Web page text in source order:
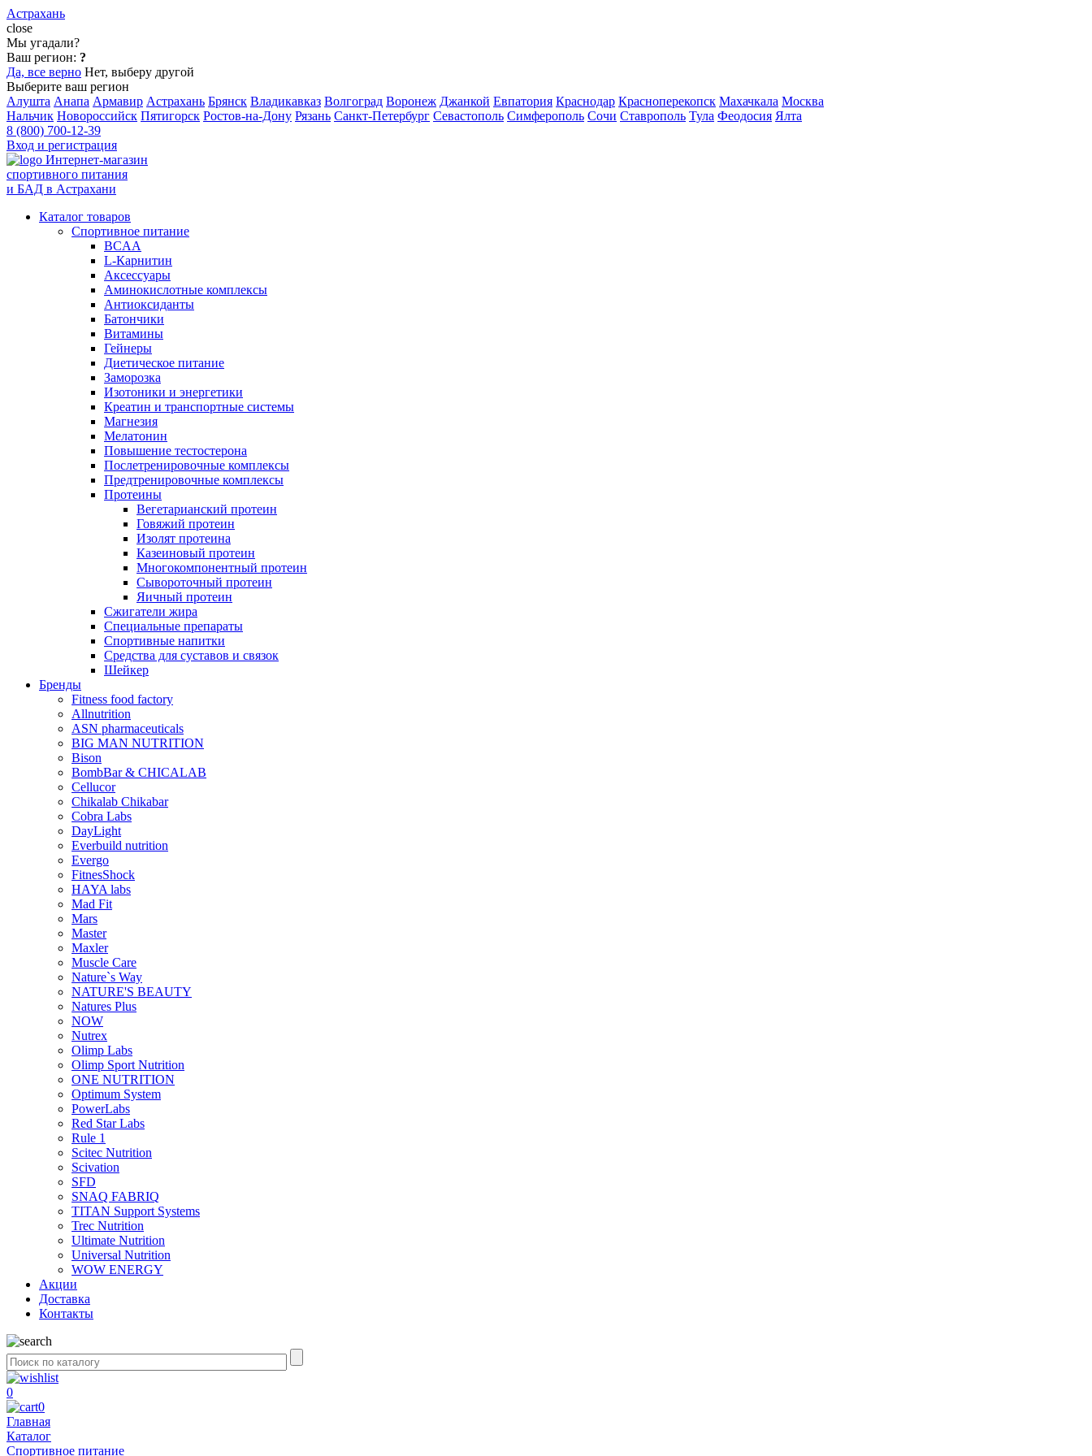
Астрахань
close
Мы угадали?
Ваш регион: ?
Да, все верно Нет, выберу другой
Выберите ваш регион
Алушта Анапа Армавир Астрахань Брянск Владикавказ Волгоград Воронеж Джанкой Евпатория Краснодар Красноперекопск Махачкала Москва
Нальчик Новороссийск Пятигорск Ростов-на-Дону Рязань Санкт-Петербург Севастополь Симферополь Сочи Ставрополь Тула Феодосия Ялта
8 (800) 700-12-39
Вход и регистрация
Интернет-магазин
спортивного питания
и БАД в Астрахани
Каталог товаров
Спортивное питание
BCAA
L-Карнитин
Аксессуары
Аминокислотные комплексы
Антиоксиданты
Батончики
Витамины
Гейнеры
Диетическое питание
Заморозка
Изотоники и энергетики
Креатин и транспортные системы
Магнезия
Мелатонин
Повышение тестостерона
Послетренировочные комплексы
Предтренировочные комплексы
Протеины
Вегетарианский протеин
Говяжий протеин
Изолят протеина
Казеиновый протеин
Многокомпонентный протеин
Сывороточный протеин
Яичный протеин
Сжигатели жира
Специальные препараты
Спортивные напитки
Средства для суставов и связок
Шейкер
Бренды
Fitness food factory
Allnutrition
ASN pharmaceuticals
BIG MAN NUTRITION
Bison
BombBar & CHICALAB
Cellucor
Chikalab Chikabar
Cobra Labs
DayLight
Everbuild nutrition
Evergo
FitnesShock
HAYA labs
Mad Fit
Mars
Master
Maxler
Muscle Care
Nature`s Way
NATURE'S BEAUTY
Natures Plus
NOW
Nutrex
Olimp Labs
Olimp Sport Nutrition
ONE NUTRITION
Optimum System
PowerLabs
Red Star Labs
Rule 1
Scitec Nutrition
Scivation
SFD
SNAQ FABRIQ
TITAN Support Systems
Trec Nutrition
Ultimate Nutrition
Universal Nutrition
WOW ENERGY
Акции
Доставка
Контакты
0
0
Главная
Каталог
Спортивное питание